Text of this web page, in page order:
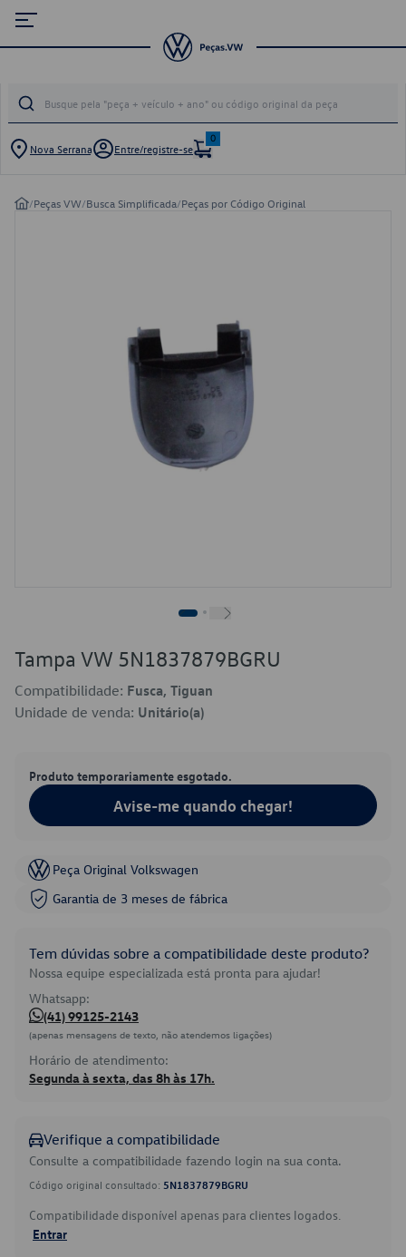
Nova Serrana Entre/registre-se
0
/Peças VW/Busca Simplificada/Peças por Código Original
Tampa VW 5N1837879BGRU
Compatibilidade: Fusca, Tiguan
Unidade de venda: Unitário(a)
Produto temporariamente esgotado.
Avise-me quando chegar!
Peça Original Volkswagen
Garantia de 3 meses de fábrica
Tem dúvidas sobre a compatibilidade deste produto?
Nossa equipe especializada está pronta para ajudar!
Whatsapp:
(41) 99125-2143
(apenas mensagens de texto, não atendemos ligações)
Horário de atendimento:
Segunda à sexta, das 8h às 17h.
Verifique a compatibilidade
Consulte a compatibilidade fazendo login na sua conta.
Código original consultado: 5N1837879BGRU
Compatibilidade disponível apenas para clientes logados.
Entrar